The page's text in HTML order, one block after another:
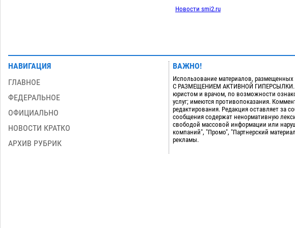
Новости smi2.ru
НАВИГАЦИЯ
ГЛАВНОЕ
ФЕДЕРАЛЬНОЕ
ОФИЦИАЛЬНО
НОВОСТИ КРАТКО
АРХИВ РУБРИК
ВАЖНО!
Использование материалов,
С РАЗМЕЩЕНИЕМ АКТИВНОЙ ГИПЕРСЫЛКИ.
юристом и врачом, по возможности
услуг; имеются противопоказания.
редактирования. Редакция оставляет за
сообщения содержат ненормативную
свободой массовой информации или
компаний", "Промо", "Партнерский
рекламы.